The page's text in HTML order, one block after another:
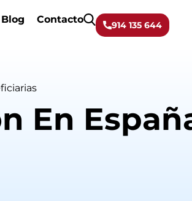
Blog Contacto 914 135 644
En